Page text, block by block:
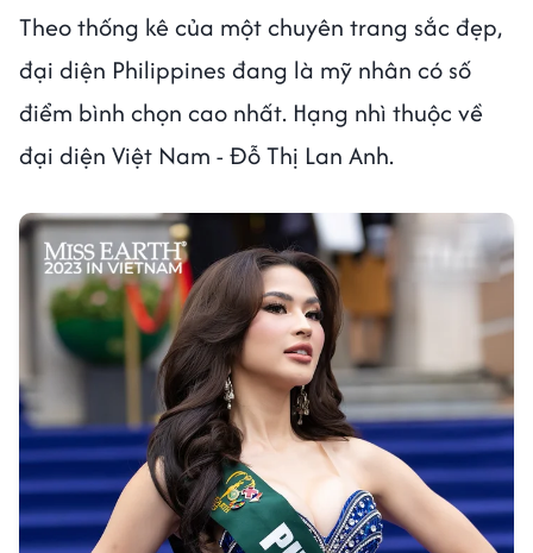
Theo thống kê của một chuyên trang sắc đẹp,
đại diện Philippines đang là mỹ nhân có số
điểm bình chọn cao nhất. Hạng nhì thuộc về
đại diện Việt Nam - Đỗ Thị Lan Anh.